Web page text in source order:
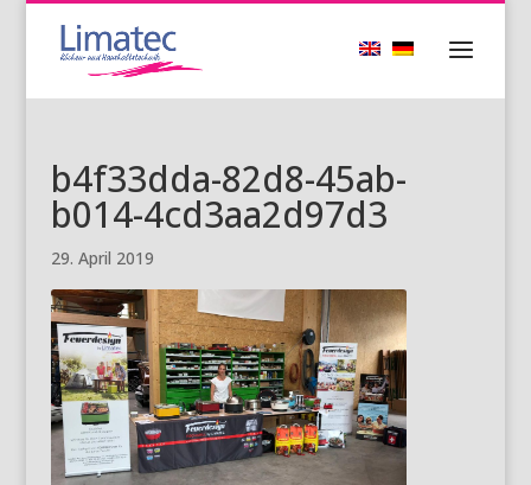
b4f33dda-82d8-45ab-
b014-4cd3aa2d97d3
29. April 2019